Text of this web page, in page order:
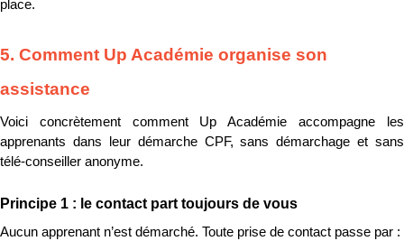
place.
5. Comment Up Académie organise son
assistance
Voici concrètement comment Up Académie accompagne les
apprenants dans leur démarche CPF, sans démarchage et sans
télé-conseiller anonyme.
Principe 1 : le contact part toujours de vous
Aucun apprenant n’est démarché. Toute prise de contact passe par :